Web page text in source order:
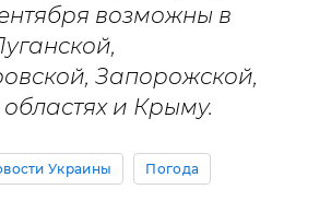
возможны в
Запорожской,
и Крыму.
Украины Погода